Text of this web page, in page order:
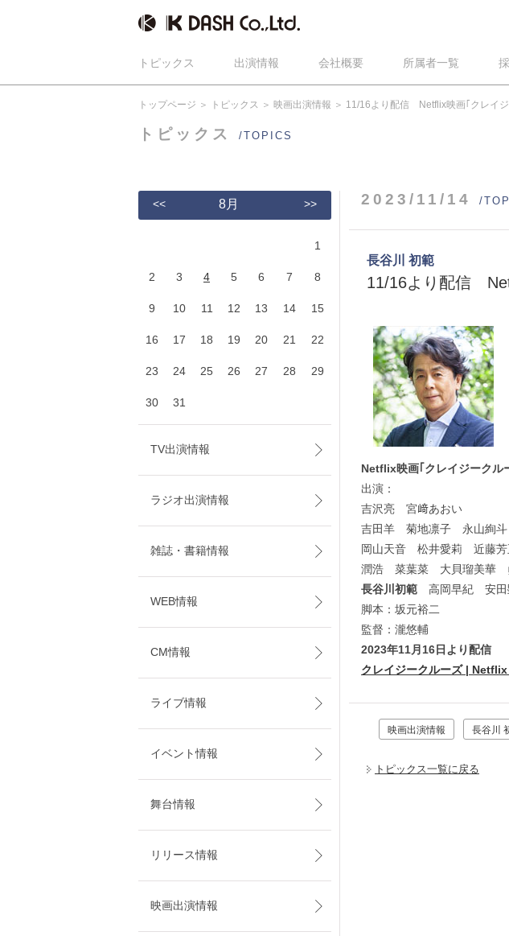
トピックス 出演情報 会社概要 所属者一覧
トップページ トピックス 映画出演情報 11/16より配信 Netflix映画｢クレイ
トピックス /TOPICS
2023/11/14 /
長谷川 初範
11/16より配信
Netflix映画｢クレイジークル
出演：
吉沢亮 宮﨑あおい
吉田羊 菊地凛子 永山絢
岡山天音 松井愛莉 近藤
潤浩 菜葉菜 大貝瑠美華
長谷川初範 高岡早紀 安田
脚本：坂元裕二
監督：瀧悠輔
2023年11月16日より配信
クレイジークルーズ | Netflix (
映画出演情報 長谷川
トピックス一覧に戻る
<< 8月 >>
1
2 3 4 5 6 7 8
9 10 11 12 13 14 15
16 17 18 19 20 21 22
23 24 25 26 27 28 29
30 31
TV出演情報
ラジオ出演情報
雑誌・書籍情報
WEB情報
CM情報
ライブ情報
イベント情報
舞台情報
リリース情報
映画出演情報